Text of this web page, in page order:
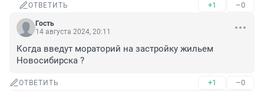
ОТВЕТИТЬ +1 –0
Гость
14 августа 2024, 20:11
Когда введут мораторий на застройку жильем
Новосибирска ?
ОТВЕТИТЬ +1 –0